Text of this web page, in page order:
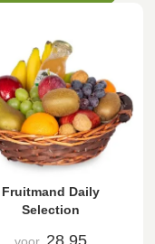
Fruitmand Daily
Selection